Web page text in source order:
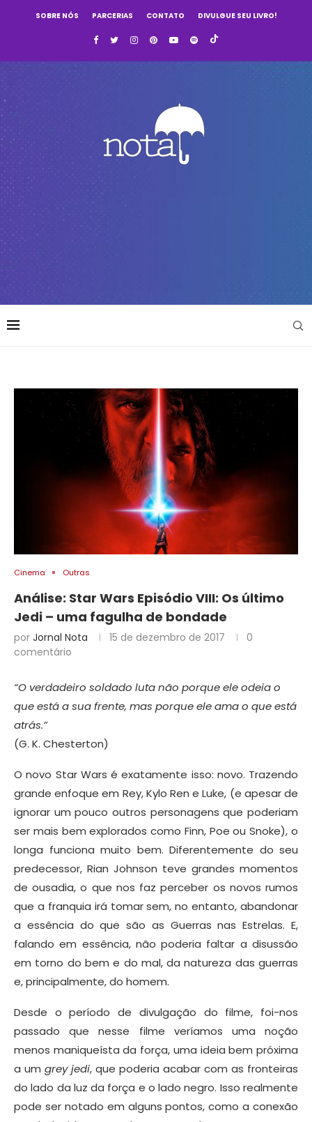
SOBRE NÓS PARCERIAS CONTATO DIVULGUE SEU LIVRO!
Cinema Outras
Análise: Star Wars Episódio VIII: Os último
Jedi – uma fagulha de bondade
por Jornal Nota 15 de dezembro de 2017
0
comentário
“O verdadeiro soldado luta não porque ele odeia o
que está a sua frente, mas porque ele ama o que está
atrás.”
(G. K. Chesterton)
O novo Star Wars é exatamente isso: novo. Trazendo
grande enfoque em Rey, Kylo Ren e Luke, (e apesar de
ignorar um pouco outros personagens que poderiam
ser mais bem explorados como Finn, Poe ou Snoke), o
longa funciona muito bem. Diferentemente do seu
predecessor, Rian Johnson teve grandes momentos
de ousadia, o que nos faz perceber os novos rumos
que a franquia irá tomar sem, no entanto, abandonar
a essência do que são as Guerras nas Estrelas. E,
falando em essência, não poderia faltar a disussão
em torno do bem e do mal, da natureza das guerras
e, principalmente, do homem.
Desde o período de divulgação do filme, foi-nos
passado que nesse filme veríamos uma noção
menos maniqueísta da força, uma ideia bem próxima
a um grey jedi, que poderia acabar com as fronteiras
do lado da luz da força e o lado negro. Isso realmente
pode ser notado em alguns pontos, como a conexão